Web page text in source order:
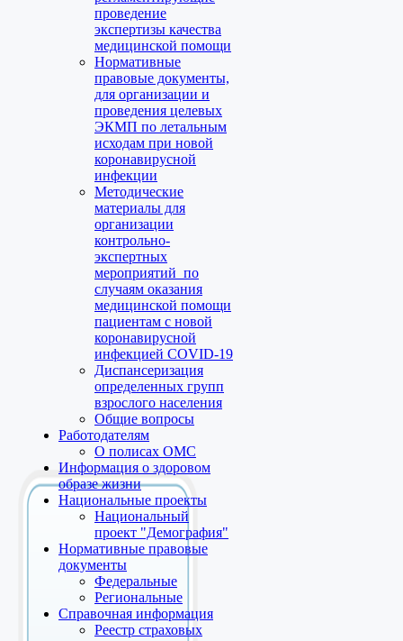
проведение
экспертизы качества
медицинской помощи
Нормативные
правовые документы,
для организации и
проведения целевых
ЭКМП по летальным
исходам при новой
коронавирусной
инфекции
Методические
материалы для
организации
контрольно-
экспертных
мероприятий по
случаям оказания
медицинской помощи
пациентам с новой
коронавирусной
инфекцией COVID-19
Диспансеризация
определенных групп
взрослого населения
Общие вопросы
Работодателям
О полисах ОМС
Информация о здоровом
образе жизни
Национальные проекты
Национальный
проект "Демография"
Нормативные правовые
документы
Федеральные
Региональные
Справочная информация
Реестр страховых